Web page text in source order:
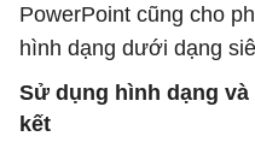
PowerPoint cũng cho
hình dạng dưới dạng
Sử dụng hình dạng
kết